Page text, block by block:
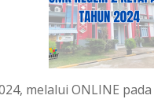
melalui ONLINE